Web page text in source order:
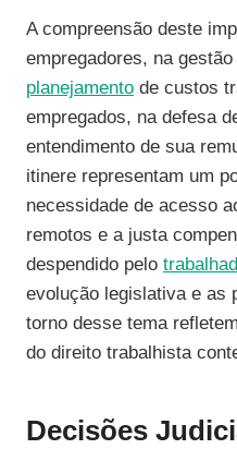
A compreensão deste
empregadores, na
planejamento de custos
empregados, na defesa
entendimento de sua
itinere representam um
necessidade de acesso
remotos e a justa
despendido pelo
evolução legislativa e as
torno desse tema
do direito trabalhista
Decisões